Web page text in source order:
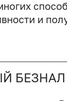
и
БЕЗНАЛ